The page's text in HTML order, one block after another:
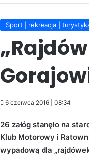
Sport | rekreacja |
6 czerwca 2016 | 08:34
26 załóg stanęło na
Klub Motorowy i
wypadową dla